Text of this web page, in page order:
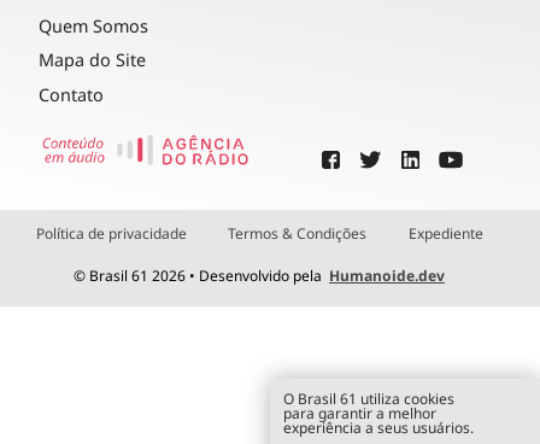
Quem Somos
Mapa do Site
Contato
Política de privacidade Termos & Condições Expediente
© Brasil 61 2026 • Desenvolvido pela Humanoide.dev
O Brasil 61 utiliza cookies
para garantir a melhor
experiência a seus usuários.